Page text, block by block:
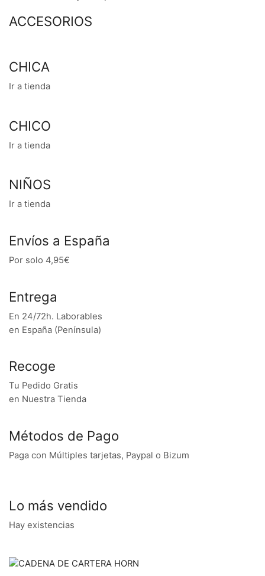
ACCESORIOS
CHICA
Ir a tienda
CHICO
Ir a tienda
NIÑOS
Ir a tienda
Envíos a España
Por solo 4,95€
Entrega
En 24/72h. Laborables
en España (Península)
Recoge
Tu Pedido Gratis
en Nuestra Tienda
Métodos de Pago
Paga con Múltiples tarjetas, Paypal o Bizum
Lo más vendido
Hay existencias